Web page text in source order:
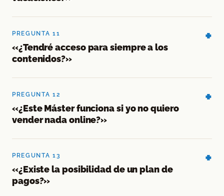
PREGUNTA 11
«¿Tendré acceso para siempre a los
contenidos?»
PREGUNTA 12
«¿Este Máster funciona si yo no quiero
vender nada online?»
PREGUNTA 13
«¿Existe la posibilidad de un plan de
pagos?»